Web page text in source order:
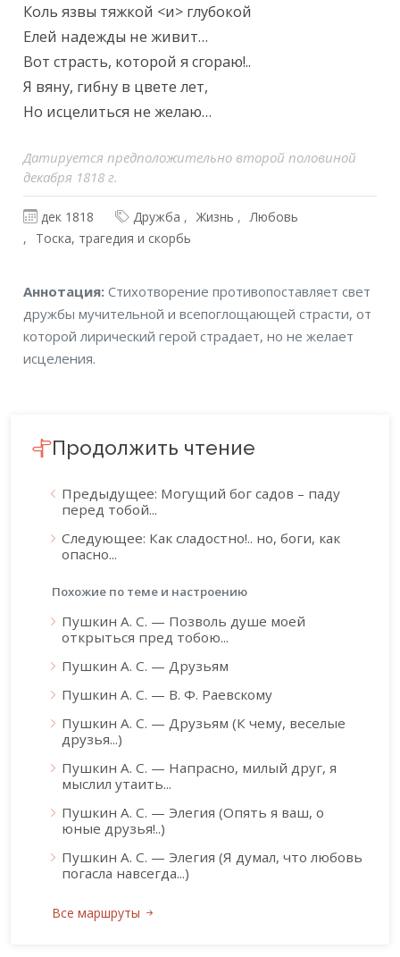
Коль язвы тяжкой <и> глубокой
Елей надежды не живит…
Вот страсть, которой я сгораю!..
Я вяну, гибну в цвете лет,
Но исцелиться не желаю…
Датируется предположительно второй половиной
декабря 1818 г.
дек 1818 Дружба Жизнь
Любовь
Тоска, трагедия и скорбь
Аннотация
Аннотация:Стихотворение противопоставляет свет
дружбы мучительной и всепоглощающей страсти, от
которой лирический герой страдает, но не желает
исцеления.
Продолжить чтение
Предыдущее: Могущий бог садов – паду
перед тобой...
Следующее: Как сладостно!.. но, боги, как
опасно...
Похожие по теме и настроению
Пушкин А. С. — Позволь душе моей
открыться пред тобою...
Пушкин А. С. — Друзьям
Пушкин А. С. — В. Ф. Раевскому
Пушкин А. С. — Друзьям (К чему, веселые
друзья...)
Пушкин А. С. — Напрасно, милый друг, я
мыслил утаить...
Пушкин А. С. — Элегия (Опять я ваш, о
юные друзья!..)
Пушкин А. С. — Элегия (Я думал, что любовь
погасла навсегда...)
Все маршруты